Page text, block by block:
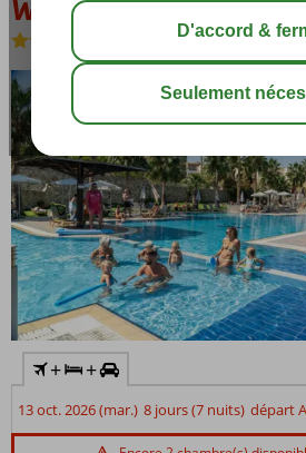
Waterpark
- Hôtel
+ +
13 oct. 2026 (mar.) 8 jours (7 nuits) départ